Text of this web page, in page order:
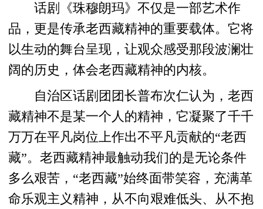
话剧《珠穆朗玛》不仅是一部艺术作
品，更是传承老西藏精神的重要载体。它将
以生动的舞台呈现，让观众感受那段波澜壮
阔的历史，体会老西藏精神的内核。
自治区话剧团团长普布次仁认为，老西
藏精神不是某一个人的精神，它凝聚了千千
万万在平凡岗位上作出不平凡贡献的“老西
藏”。老西藏精神最触动我们的是无论条件
多么艰苦，“老西藏”始终面带笑容，充满革
命乐观主义精神，从不向艰难低头、从不抱